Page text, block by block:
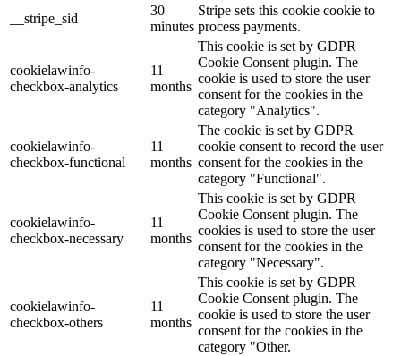
__stripe_sid
30
minutes
Stripe sets this cookie cookie to
process payments.
cookielawinfo-
checkbox-analytics
11
months
This cookie is set by GDPR
Cookie Consent plugin. The
cookie is used to store the user
consent for the cookies in the
category "Analytics".
cookielawinfo-
checkbox-functional
11
months
The cookie is set by GDPR
cookie consent to record the user
consent for the cookies in the
category "Functional".
cookielawinfo-
checkbox-necessary
11
months
This cookie is set by GDPR
Cookie Consent plugin. The
cookies is used to store the user
consent for the cookies in the
category "Necessary".
cookielawinfo-
checkbox-others
11
months
This cookie is set by GDPR
Cookie Consent plugin. The
cookie is used to store the user
consent for the cookies in the
category "Other.